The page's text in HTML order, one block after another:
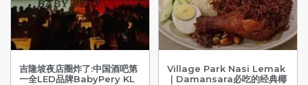
吉隆坡夜店圈炸了:中国酒吧第
一全LED品牌BabyPery KL
Village Park Nasi Lemak
｜Damansara必吃的经典椰